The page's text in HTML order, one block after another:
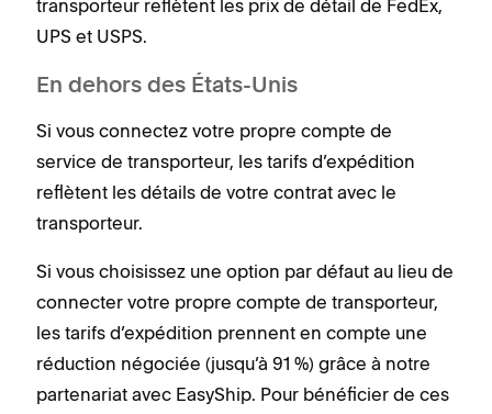
transporteur reflètent les prix de détail de FedEx,
UPS et USPS.
En dehors des États-Unis
Si vous connectez votre propre compte de
service de transporteur, les tarifs d’expédition
reflètent les détails de votre contrat avec le
transporteur.
Si vous choisissez une option par défaut au lieu de
connecter votre propre compte de transporteur,
les tarifs d’expédition prennent en compte une
réduction négociée (jusqu’à 91 %) grâce à notre
partenariat avec EasyShip. Pour bénéficier de ces